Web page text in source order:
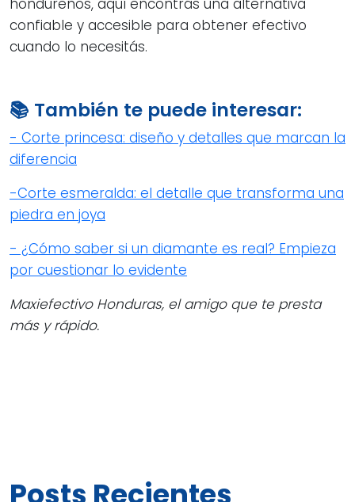
confiable y accesible para obtener efectivo
cuando lo necesitás.
📚 También te puede interesar:
- Corte princesa: diseño y detalles que marcan la
diferencia
-Corte esmeralda: el detalle que transforma una
piedra en joya
- ¿Cómo saber si un diamante es real? Empieza
por cuestionar lo evidente
Maxiefectivo Honduras, el amigo que te presta
más y rápido.
Posts Recientes